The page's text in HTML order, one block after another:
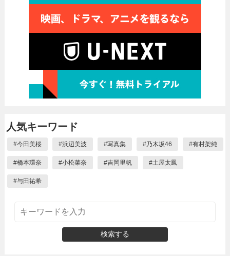
人気キーワード
#今田美桜 #浜辺美波 #写真集 #乃木坂46 #有村架純
#橋本環奈 #小松菜奈 #吉岡里帆 #土屋太鳳
#与田祐希
検索する